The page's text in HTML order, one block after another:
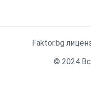
Faktor.bg
© 2024